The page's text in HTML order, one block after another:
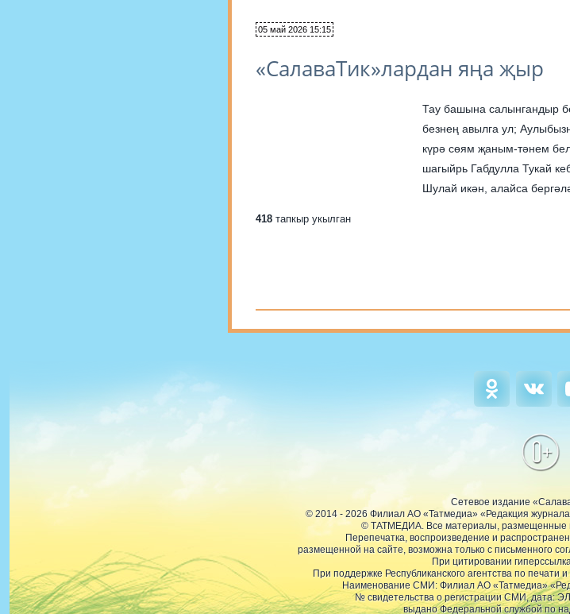
05 май 2026 15:15
«СалаваТик»лардан яңа җыр
Тау башына салынгандыр безнең авыл,
безнең авылга ул; Аулыбызның ямен, суы тәмен беләм, Шуңар
күрә сөям җаным-тәнем белән. Сез дә туган
шагыйрь Габдулла Тукай кебек җаныгыз-тәнегез белән сөясезме?
Шулай икән, алайса бергәләп
418 тапкыр укылган
0+
Сетевое издание
© 2014 - 2026 Филиал АО «Татмедиа» «Редакция
© ТАТМЕДИА. Все материалы, размещенные
Перепечатка, воспроизведение и
размещенной на сайте, возможна только с письменного
При цитировании
При поддержке Республиканского агентства по
Наименование СМИ: Филиал АО «Татмедиа»
№ свидетельства о регистрации СМИ, дата:
выдано Федеральной службой по